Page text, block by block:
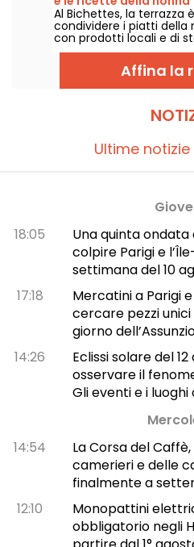
Al Bichettes, la terrazza
condividere i piatti della
con prodotti locali e di
un'atmosfera ultra-
semplice e confortante!
Affina la
Ultime notizie
18:05
Una quinta
colpire Parigi e
settimana del 10
17:18
Mercatini a Parigi
cercare pezzi unici
giorno
14:26
Eclissi solare del
osservare il
Gli eventi e i luoghi
14:54
La Corsa del
camerieri e delle
finalmente a
12:10
Monopattini
obbligatorio negli